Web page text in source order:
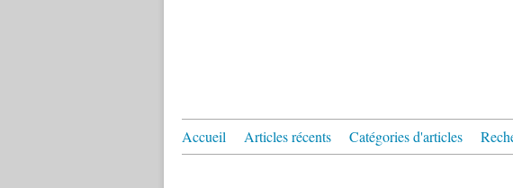
Accueil Articles récents Catégories d'articles